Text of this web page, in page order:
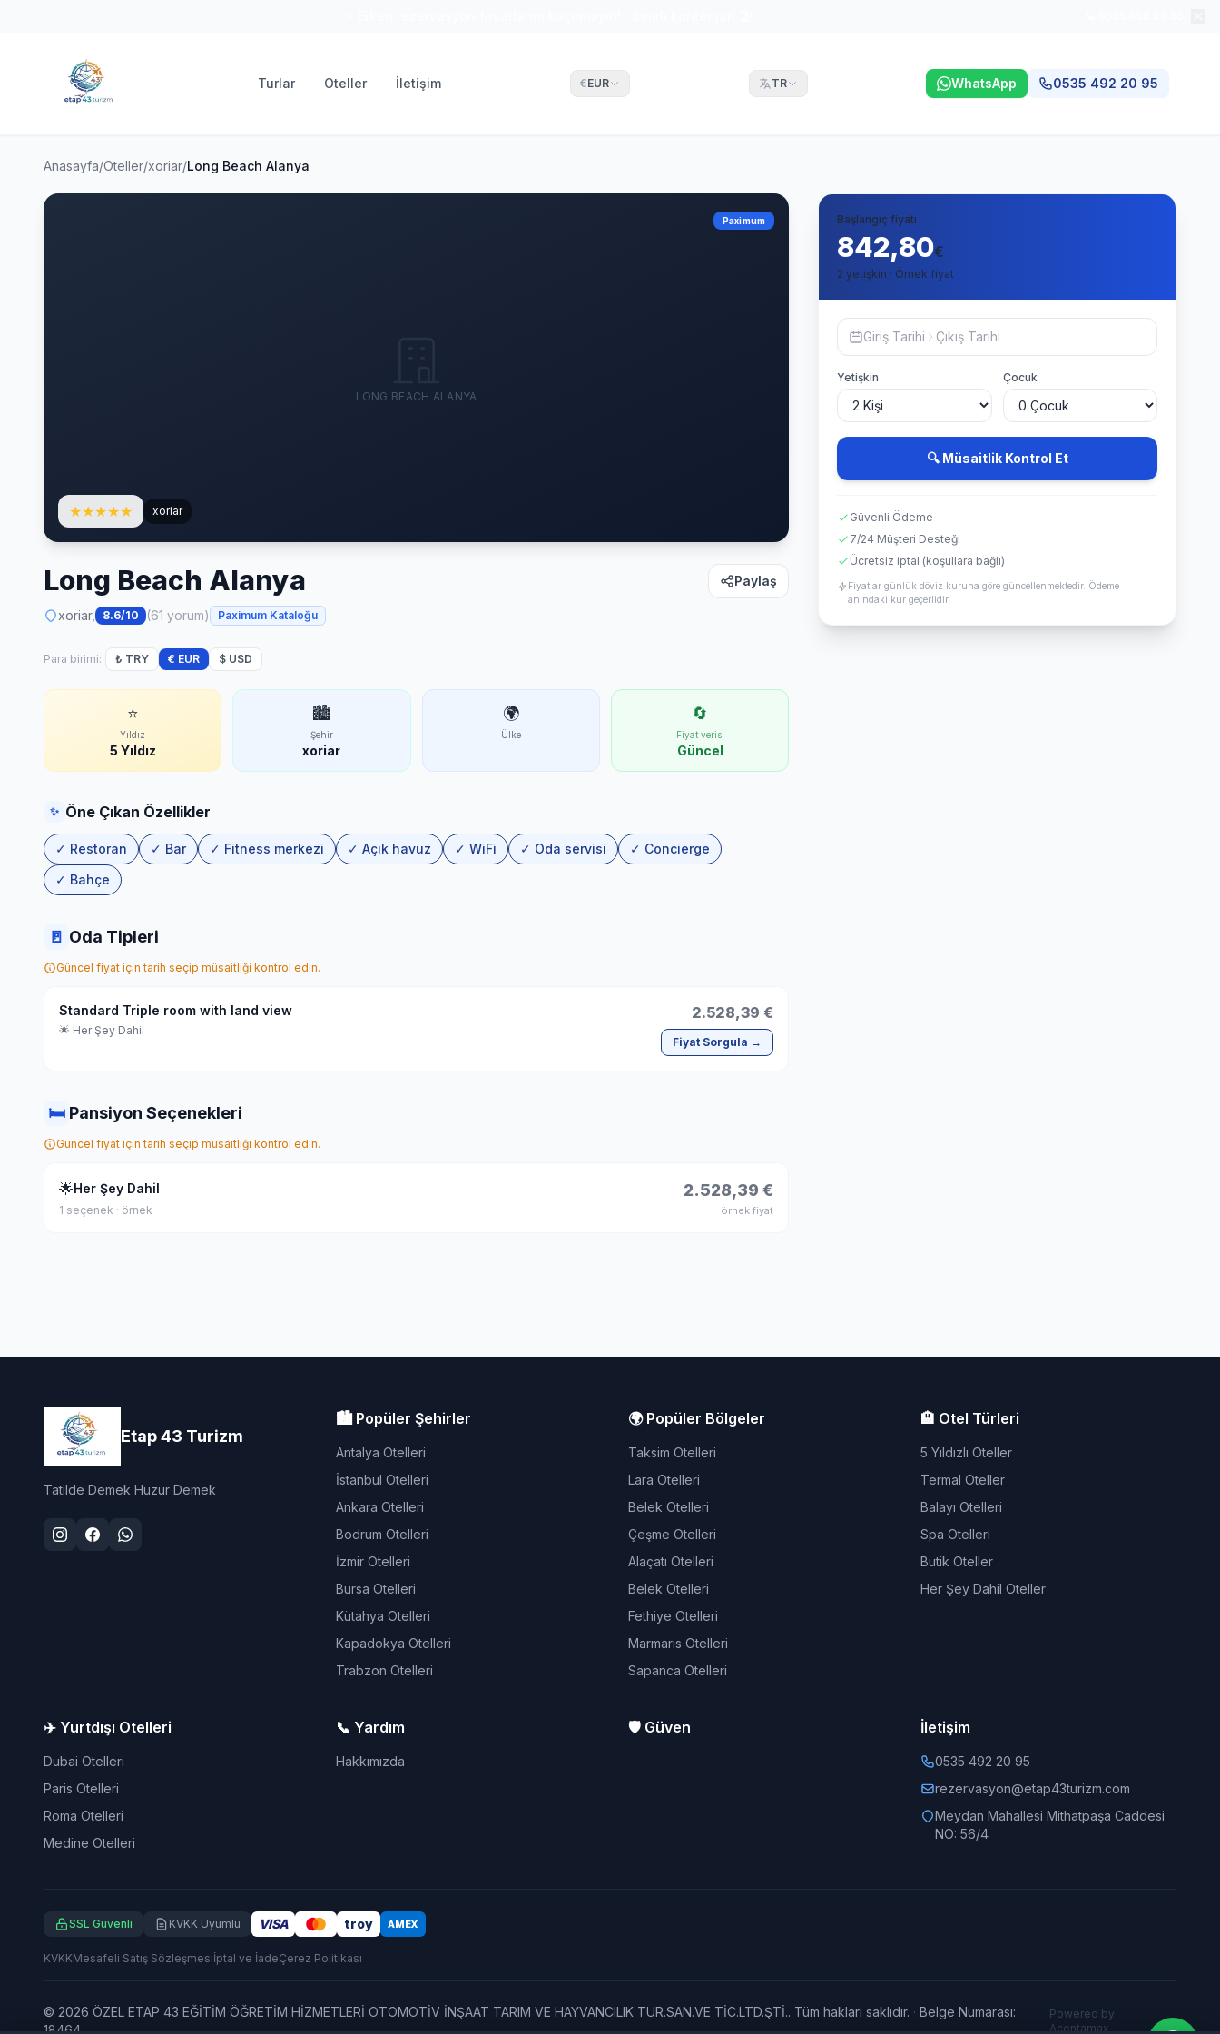
Turlar Oteller İletişim €EUR TR WhatsApp 0535 492 20 95
Anasayfa/Oteller/xoriar/Long Beach Alanya
LONG BEACH ALANYA
★★★★★ xoriar
Paximum
Long Beach Alanya Paylaş
xoriar, 8.6/10 (61 yorum) Paximum Kataloğu
Para birimi: ₺ TRY € EUR $ USD
⭐
Yıldız
5 Yıldız
🏙
Şehir
xoriar
🌍
Ülke
🔄
Fiyat verisi
Güncel
✨ Öne Çıkan Özellikler
✓ Restoran ✓ Bar ✓ Fitness merkezi ✓ Açık havuz ✓ WiFi ✓ Oda servisi
✓ Concierge
✓ Bahçe
🚪 Oda Tipleri
Güncel fiyat için tarih seçip müsaitliği kontrol edin.
Standard Triple room with land view
🌟 Her Şey Dahil
2.528,39 €
Fiyat Sorgula →
🛏 Pansiyon Seçenekleri
Güncel fiyat için tarih seçip müsaitliği kontrol edin.
🌟Her Şey Dahil
1 seçenek · örnek
2.528,39 €
örnek fiyat
Başlangıç fiyatı
842,80€
2 yetişkin · Örnek fiyat
Giriş Tarihi Çıkış Tarihi
Yetişkin Çocuk
🔍 Müsaitlik Kontrol Et
Güvenli Ödeme
7/24 Müşteri Desteği
Ücretsiz iptal (koşullara bağlı)
Fiyatlar günlük döviz kuruna göre güncellenmektedir. Ödeme
anındaki kur geçerlidir.
Etap 43 Turizm
Tatilde Demek Huzur Demek
🏙️ Popüler Şehirler
Antalya Otelleri
İstanbul Otelleri
Ankara Otelleri
Bodrum Otelleri
İzmir Otelleri
Bursa Otelleri
Kütahya Otelleri
Kapadokya Otelleri
Trabzon Otelleri
🌍 Popüler Bölgeler
Taksim Otelleri
Lara Otelleri
Belek Otelleri
Çeşme Otelleri
Alaçatı Otelleri
Belek Otelleri
Fethiye Otelleri
Marmaris Otelleri
Sapanca Otelleri
🏨 Otel Türleri
5 Yıldızlı Oteller
Termal Oteller
Balayı Otelleri
Spa Otelleri
Butik Oteller
Her Şey Dahil Oteller
✈️ Yurtdışı Otelleri
Dubai Otelleri
Paris Otelleri
Roma Otelleri
Medine Otelleri
📞 Yardım
Hakkımızda
🛡️ Güven İletişim
0535 492 20 95
rezervasyon@etap43turizm.com
Meydan Mahallesi Mithatpaşa Caddesi
NO: 56/4
SSL Güvenli KVKK Uyumlu VISA troy AMEX
KVKKMesafeli Satış Sözleşmesiİptal ve İadeÇerez Politikası
© 2026 ÖZEL ETAP 43 EĞİTİM ÖĞRETİM HİZMETLERİ OTOMOTİV İNŞAAT TARIM VE HAYVANCILIK TUR.SAN.VE TİC.LTD.ŞTİ.. Tüm hakları saklıdır. · Belge Numarası:
18464
Powered by
Acentamax